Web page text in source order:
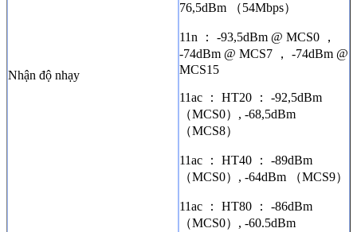
Nhận độ nhạy
76,5dBm （54Mbps）
11n ： -93,5dBm @ MCS0 ，
-74dBm @ MCS7 ， -74dBm @
MCS15
11ac ： HT20 ： -92,5dBm
（MCS0）, -68,5dBm
（MCS8）
11ac ： HT40 ： -89dBm
（MCS0）, -64dBm （MCS9）
11ac ： HT80 ： -86dBm
（MCS0）, -60.5dBm